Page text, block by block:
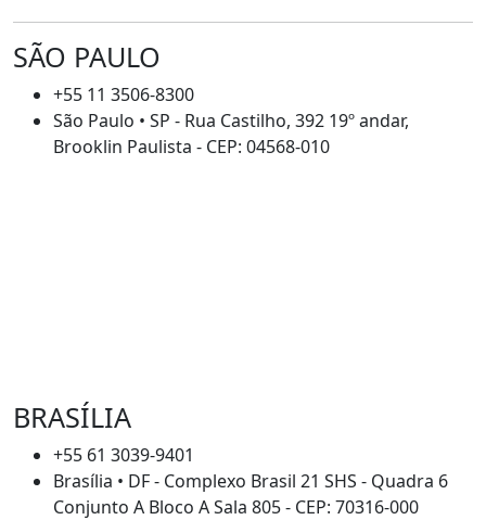
SÃO PAULO
+55 11 3506-8300
São Paulo • SP - Rua Castilho, 392 19º andar,
Brooklin Paulista - CEP: 04568-010
BRASÍLIA
+55 61 3039-9401
Brasília • DF - Complexo Brasil 21 SHS - Quadra 6
Conjunto A Bloco A Sala 805 - CEP: 70316-000